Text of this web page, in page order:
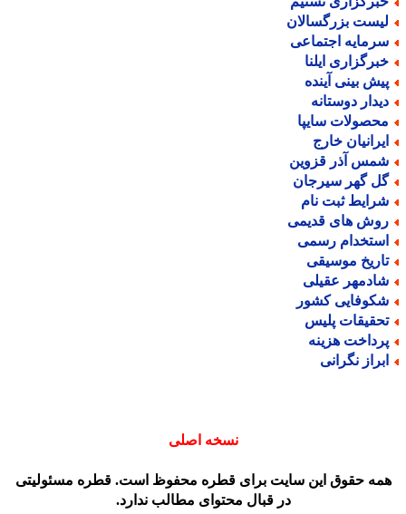
بزرگسالان
اجتماعی
ایلنا
بینی آینده
دوستانه
سایپا
خارج
آذر قزوین
گهر سیرجان
ثبت نام
های قدیمی
رسمی
موسیقی
عقیلی
کشور
پلیس
هزینه
نگرانی
نسخه اصلی
حقوق این سایت برای قطره محفوظ است. قطره مسئولیتی
در قبال محتوای مطالب ندارد.